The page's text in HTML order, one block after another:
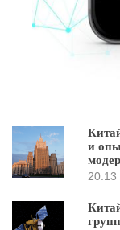
и
20:13